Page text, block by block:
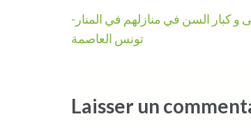
Navigation
de
و كبار السن في منازلهم في المنار-
تونس العاصمة
Laisser un